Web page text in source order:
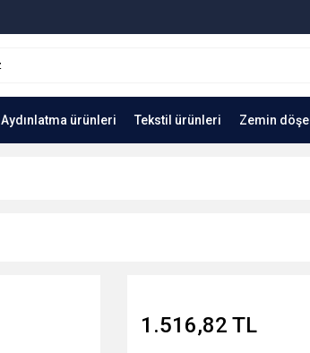
Aydınlatma ürünleri Tekstil ürünleri Zemin
1.516,82 TL